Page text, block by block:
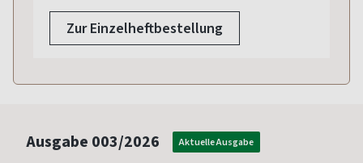
Zur Einzelheftbestellung
Ausgabe 003/2026 Aktuelle Ausgabe